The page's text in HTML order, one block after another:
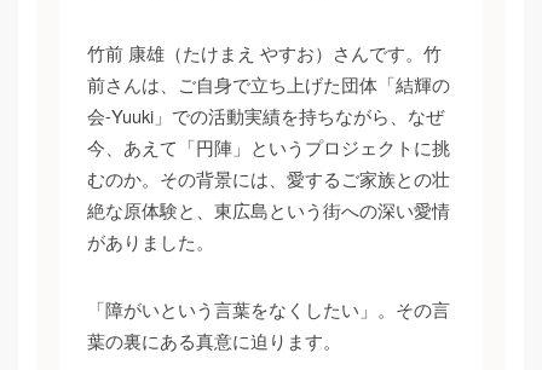
竹前 康雄（たけまえ やすお）さんです。竹
前さんは、ご自身で立ち上げた団体「結輝の
会-Yuuki」での活動実績を持ちながら、なぜ
今、あえて「円陣」というプロジェクトに挑
むのか。その背景には、愛するご家族との壮
絶な原体験と、東広島という街への深い愛情
がありました。
「障がいという言葉をなくしたい」。その言
葉の裏にある真意に迫ります。